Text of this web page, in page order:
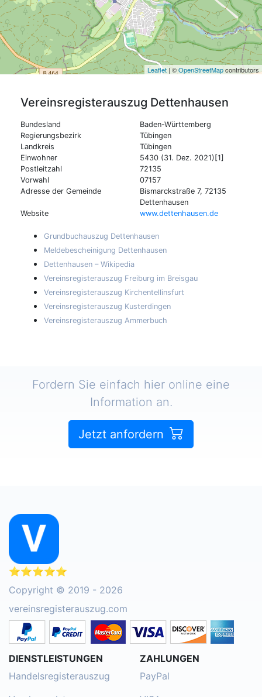
Leaflet | ©OpenStreetMapcontributors
Vereinsregisterauszug Dettenhausen
Bundesland
Baden-Württemberg
Regierungsbezirk
Tübingen
Landkreis
Tübingen
Einwohner
5430 (31. Dez. 2021)[1]
Postleitzahl
72135
Vorwahl
07157
Adresse der Gemeinde
Bismarckstraße 7, 72135
Dettenhausen
Website
www.dettenhausen.de
Grundbuchauszug Dettenhausen
Meldebescheinigung Dettenhausen
Dettenhausen – Wikipedia
Vereinsregisterauszug Freiburg im Breisgau
Vereinsregisterauszug Kirchentellinsfurt
Vereinsregisterauszug Kusterdingen
Vereinsregisterauszug Ammerbuch
Fordern Sie einfach hier online eine
Information an.
Jetzt anfordern
⭐⭐⭐⭐⭐
Copyright © 2019 - 2026
vereinsregisterauszug.com
DIENSTLEISTUNGEN
Handelsregisterauszug
ZAHLUNGEN
PayPal